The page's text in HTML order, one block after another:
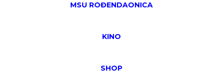
MSU ROĐENDAONICA
KINO
SHOP